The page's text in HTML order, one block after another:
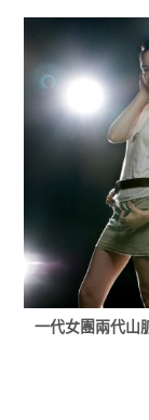
一代女團兩代山